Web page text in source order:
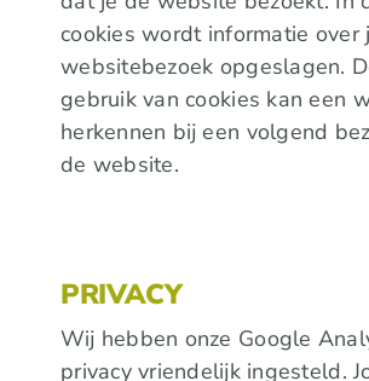
cookies wordt informatie over
websitebezoek opgeslagen.
gebruik van cookies kan een
herkennen bij een volgend
de website.
PRIVACY
Wij hebben onze Google
privacy vriendelijk ingesteld.